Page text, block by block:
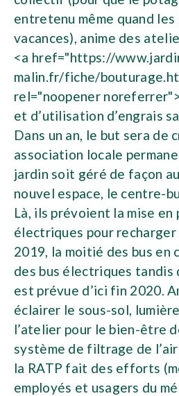
entretenu même quand
vacances), anime des
<a href="https://
malin.fr/fiche/
rel="noopener
et d’utilisation d’engrais
Dans un an, le but sera de
association locale
jardin soit géré de façon
nouvel espace, le centre-
Là, ils prévoient la mise en
électriques pour recharger
2019, la moitié des bus en
des bus électriques tandis
est prévue d’ici fin 2020.
éclairer le sous-sol,
l’atelier pour le bien-être
système de filtrage de
la RATP fait des efforts
employés et usagers du